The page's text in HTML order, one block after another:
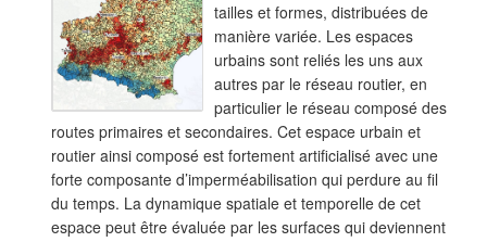
tailles et formes, distribuées de
manière variée. Les espaces
urbains sont reliés les uns aux
autres par le réseau routier, en
particulier le réseau composé des
routes primaires et secondaires. Cet espace urbain et
routier ainsi composé est fortement artificialisé avec une
forte composante d’imperméabilisation qui perdure au fil
du temps. La dynamique spatiale et temporelle de cet
espace peut être évaluée par les surfaces qui deviennent